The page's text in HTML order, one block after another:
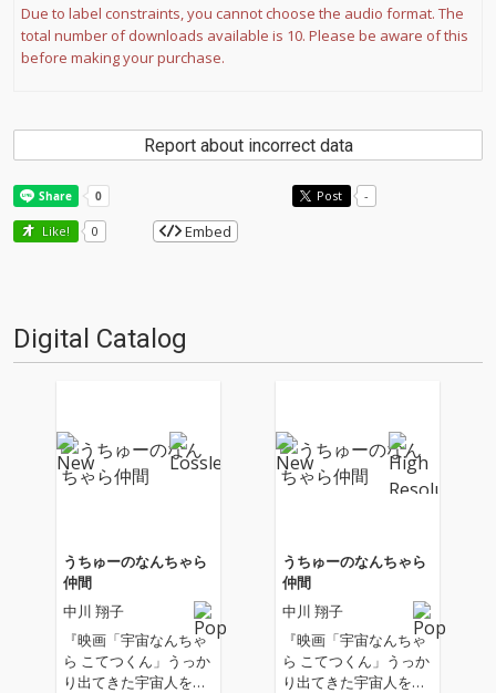
Due to label constraints, you cannot choose the audio format. The
total number of downloads available is 10. Please be aware of this
before making your purchase.
Report about incorrect data
Post -
Like! 0 Embed
Digital Catalog
うちゅーのなんちゃら
仲間
中川 翔子
『映画「宇宙なんちゃ
ら こてつくん」うっか
り出てきた宇宙人を探
うちゅーのなんちゃら
仲間
中川 翔子
『映画「宇宙なんちゃ
ら こてつくん」うっか
り出てきた宇宙人を探